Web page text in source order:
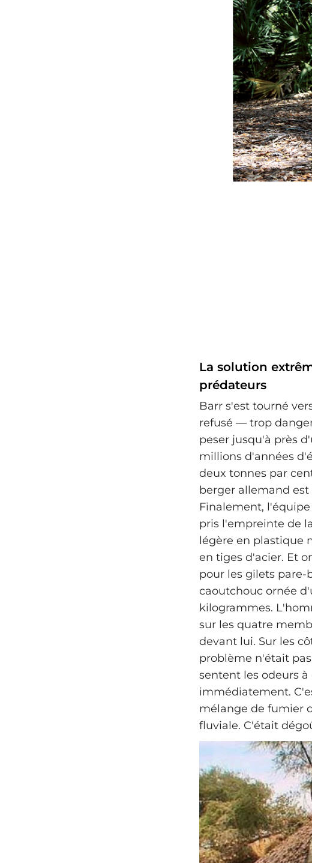
La solution
prédateurs
Barr s'est tourné
refusé — trop
peser jusqu'à près
millions d'années
deux tonnes par
berger allemand
Finalement,
pris l'empreinte de
légère en plastique
en tiges d'acier. Et
pour les gilets pare-
caoutchouc ornée
kilogrammes.
sur les quatre
devant lui. Sur les
problème n'était
sentent les odeurs
immédiatement.
mélange de fumier
fluviale. C'était